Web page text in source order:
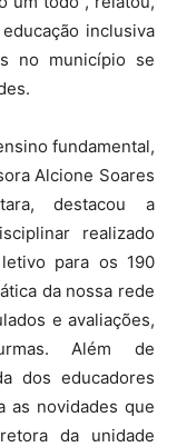
inclusiva
no município se
fundamental,
Alcione Soares
destacou a
realizado
para os 190
da nossa rede
e avaliações,
Além de
dos educadores
as novidades que
da unidade